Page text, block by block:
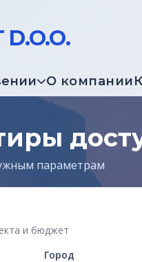
D.O.O.
О компании
параметрам
и бюджет
Город